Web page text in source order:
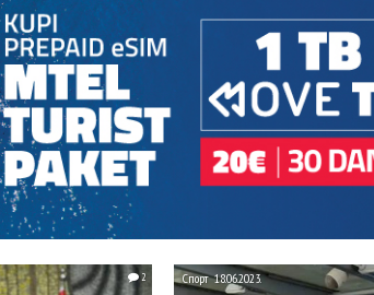
2 Спорт 18.06.2023.